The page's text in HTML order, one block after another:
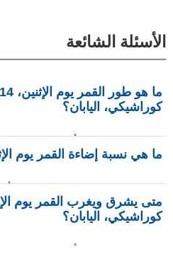
الأسئلة الشائعة
كوراشيكي، اليابان؟
ما هي نسبة إضاءة القمر يوم الإثنين، 14
لـ phasesmoon.com.
كوراشيكي، اليابان؟